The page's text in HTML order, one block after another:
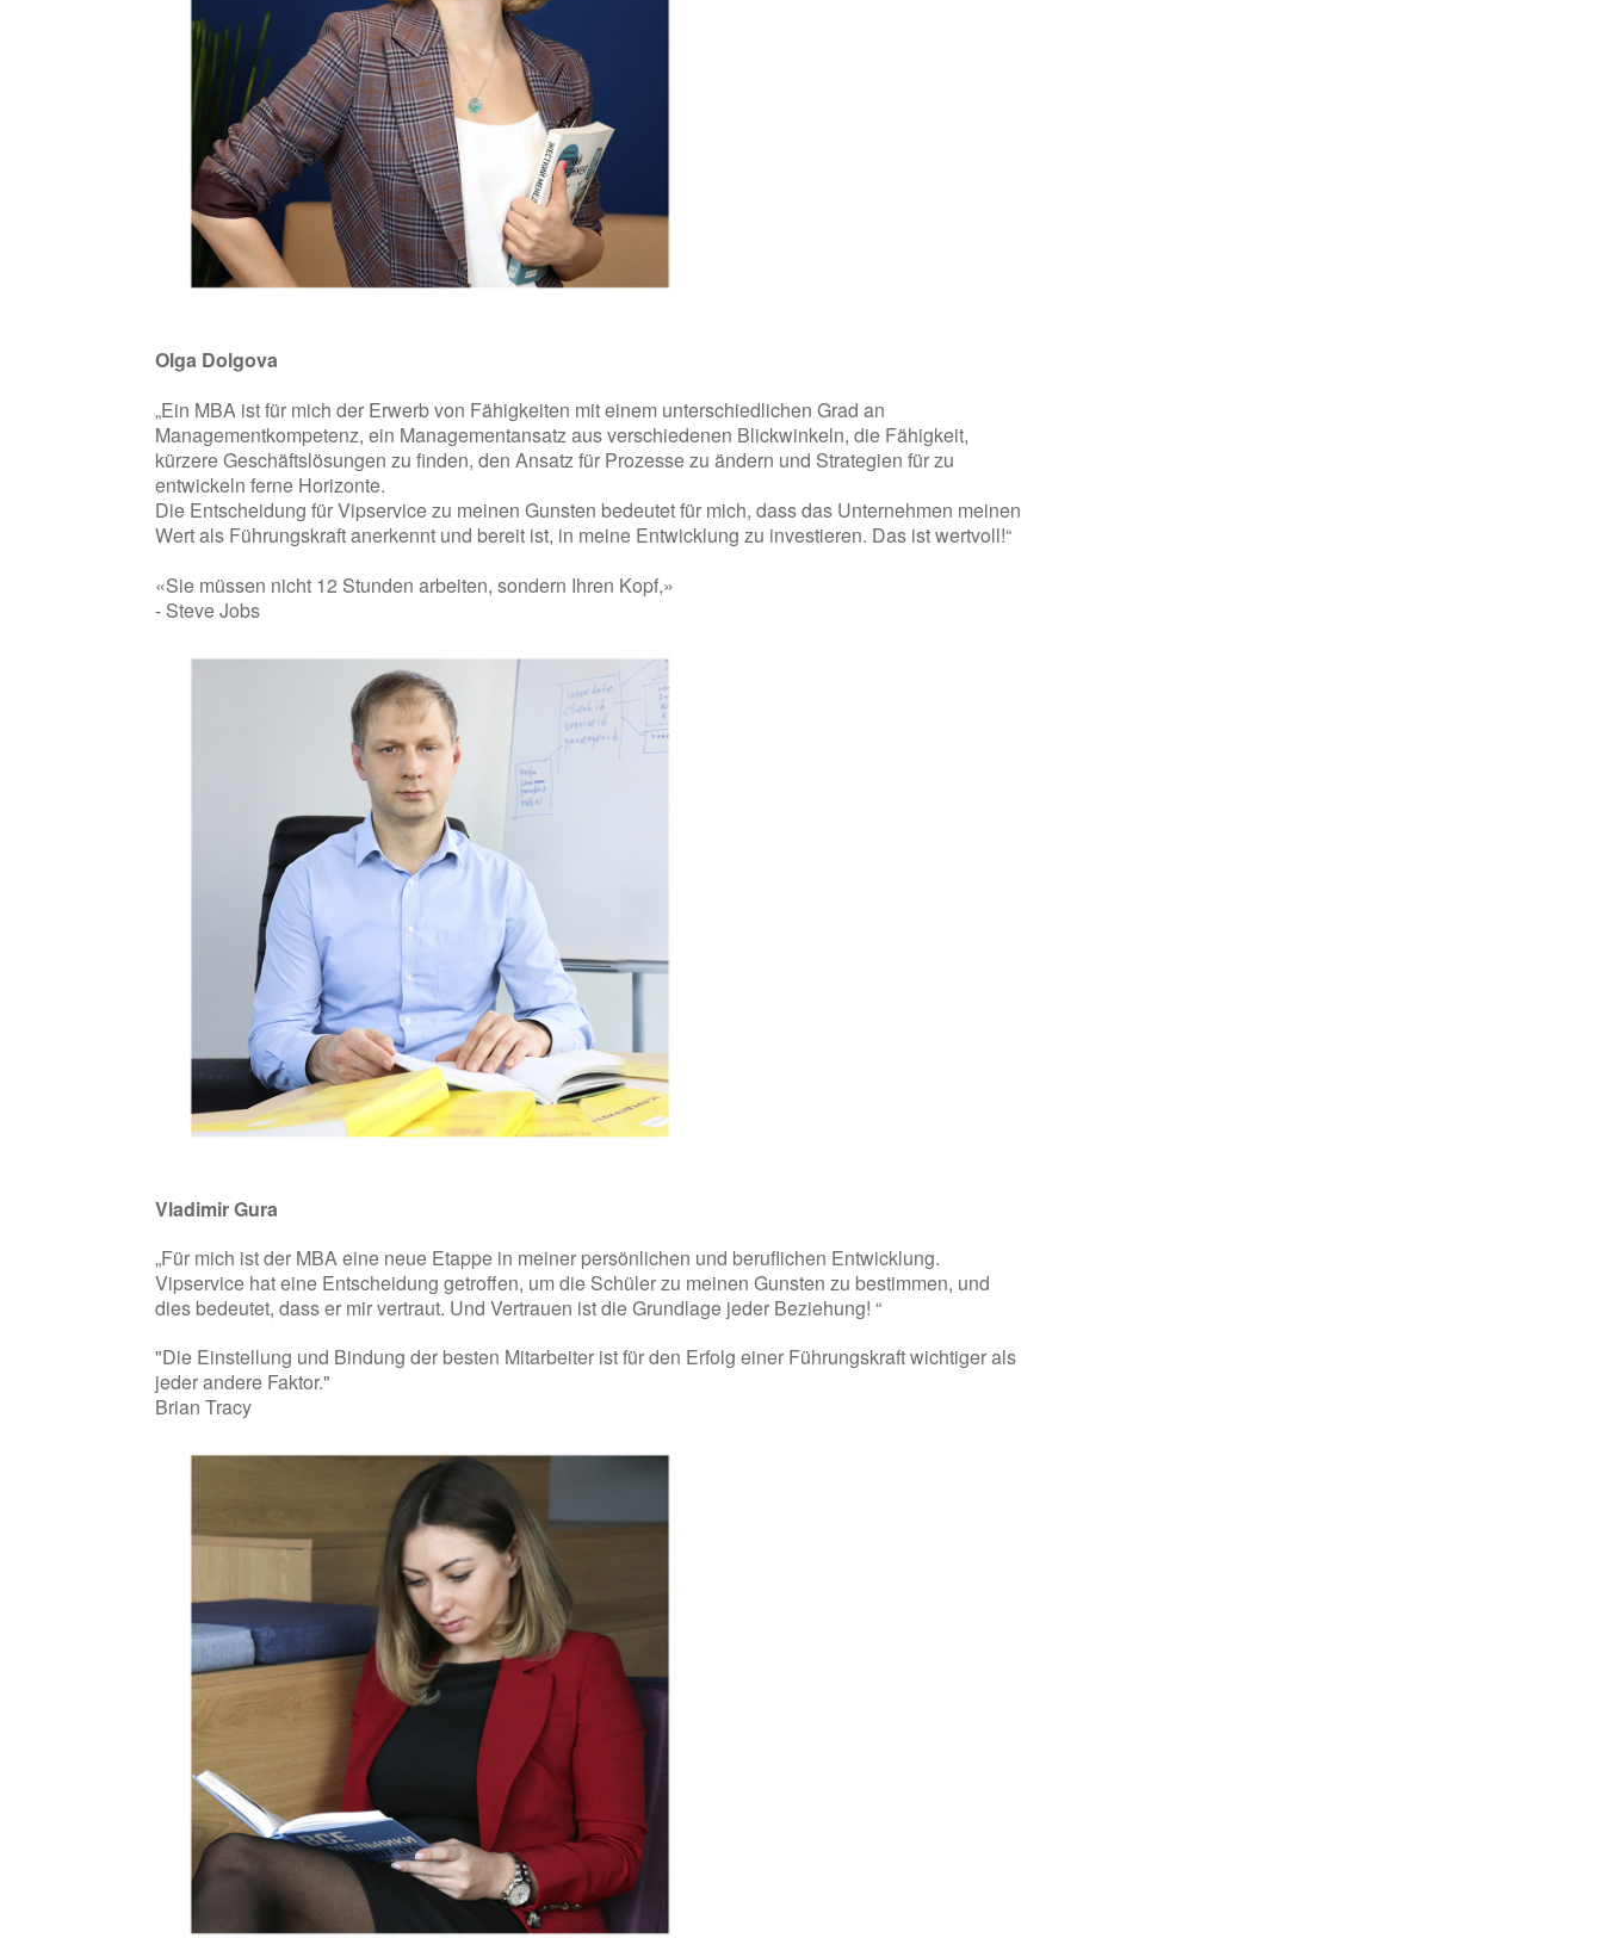
Olga Dolgova
„Ein MBA ist für mich der Erwerb von Fähigkeiten mit einem unterschiedlichen Grad an
Managementkompetenz, ein Managementansatz aus verschiedenen Blickwinkeln, die Fähigkeit,
kürzere Geschäftslösungen zu finden, den Ansatz für Prozesse zu ändern und Strategien für zu
entwickeln ferne Horizonte.
Die Entscheidung für Vipservice zu meinen Gunsten bedeutet für mich, dass das Unternehmen meinen
Wert als Führungskraft anerkennt und bereit ist, in meine Entwicklung zu investieren. Das ist wertvoll!“
«Sie müssen nicht 12 Stunden arbeiten, sondern Ihren Kopf,»
- Steve Jobs
Vladimir Gura
„Für mich ist der MBA eine neue Etappe in meiner persönlichen und beruflichen Entwicklung.
Vipservice hat eine Entscheidung getroffen, um die Schüler zu meinen Gunsten zu bestimmen, und
dies bedeutet, dass er mir vertraut. Und Vertrauen ist die Grundlage jeder Beziehung! “
"Die Einstellung und Bindung der besten Mitarbeiter ist für den Erfolg einer Führungskraft wichtiger als
jeder andere Faktor."
Brian Tracy